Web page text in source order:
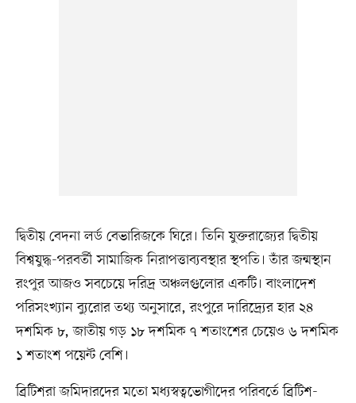
দ্বিতীয় বেদনা লর্ড বেভারিজকে ঘিরে। তিনি যুক্তরাজ্যের দ্বিতীয়
বিশ্বযুদ্ধ-পরবর্তী সামাজিক নিরাপত্তাব্যবস্থার স্থপতি। তাঁর জন্মস্থান
রংপুর আজও সবচেয়ে দরিদ্র অঞ্চলগুলোর একটি। বাংলাদেশ
পরিসংখ্যান ব্যুরোর তথ্য অনুসারে, রংপুরে দারিদ্র্যের হার ২৪
দশমিক ৮, জাতীয় গড় ১৮ দশমিক ৭ শতাংশের চেয়েও ৬ দশমিক
১ শতাংশ পয়েন্ট বেশি।
ব্রিটিশরা জমিদারদের মতো মধ্যস্বত্বভোগীদের পরিবর্তে ব্রিটিশ-